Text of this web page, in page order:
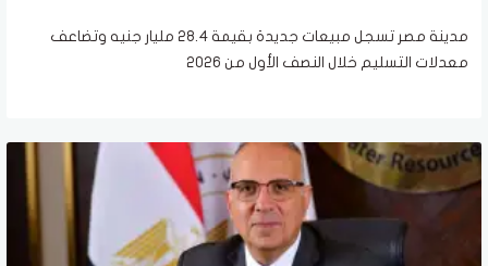
مدينة مصر تسجل مبيعات جديدة بقيمة 28.4 مليار جنيه وتضاعف
معدلات التسليم خلال النصف الأول من 2026